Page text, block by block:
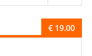
€ 19.00